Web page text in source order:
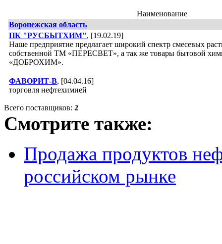
Наименование
Воронежская область
ПК "РУСБЫТХИМ", [19.02.19]
Наше предприятие предлагает широкий спектр смесевых
собственной ТМ «ПЕРЕСВЕТ», а так же товары бытовой
«ДОБРОХИМ».
ФАВОРИТ-В, [04.04.16]
торговля нефтехимией
Всего поставщиков: 2
Смотрите также:
Продажа продуктов
российском рынке